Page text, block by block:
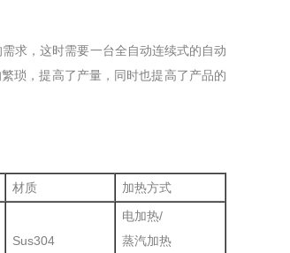
求，这时需要一台全自动连续式的自动
琐，提高了产量，同时也提高了产品的
材质
加热方式
Sus304
电加热/
蒸汽加热